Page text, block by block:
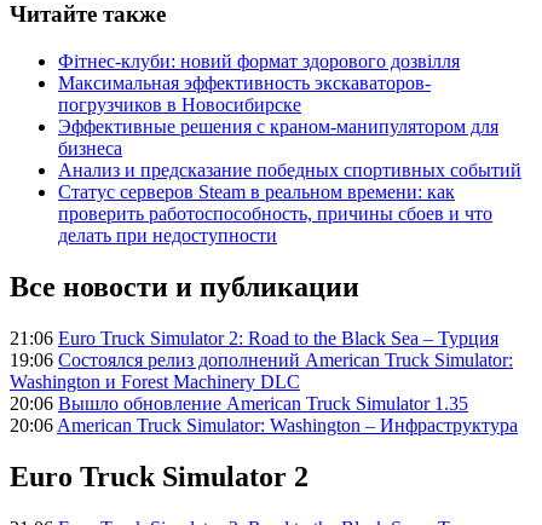
Читайте также
Фітнес-клуби: новий формат здорового дозвілля
Максимальная эффективность экскаваторов-
погрузчиков в Новосибирске
Эффективные решения с краном-манипулятором для
бизнеса
Анализ и предсказание победных спортивных событий
Статус серверов Steam в реальном времени: как
проверить работоспособность, причины сбоев и что
делать при недоступности
Все новости и публикации
21:06 Euro Truck Simulator 2: Road to the Black Sea – Турция
19:06 Состоялся релиз дополнений American Truck Simulator:
Washington и Forest Machinery DLC
20:06 Вышло обновление American Truck Simulator 1.35
20:06 American Truck Simulator: Washington – Инфраструктура
Euro Truck Simulator 2